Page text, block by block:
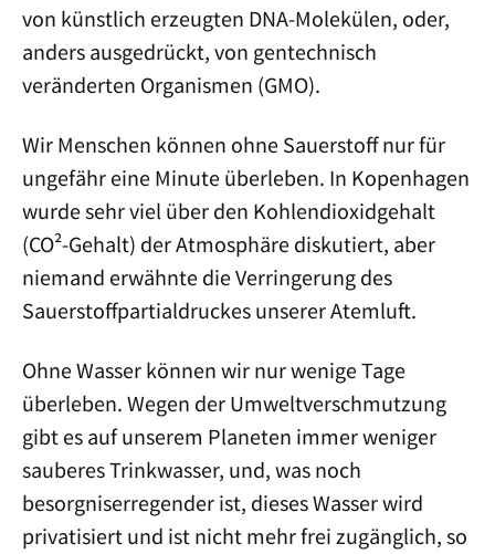
von künstlich erzeugten DNA-Molekülen, oder,
anders ausgedrückt, von gentechnisch
veränderten Organismen (GMO).
Wir Menschen können ohne Sauerstoff nur für
ungefähr eine Minute überleben. In Kopenhagen
wurde sehr viel über den Kohlendioxidgehalt
(CO²-Gehalt) der Atmosphäre diskutiert, aber
niemand erwähnte die Verringerung des
Sauerstoffpartialdruckes unserer Atemluft.
Ohne Wasser können wir nur wenige Tage
überleben. Wegen der Umweltverschmutzung
gibt es auf unserem Planeten immer weniger
sauberes Trinkwasser, und, was noch
besorgniserregender ist, dieses Wasser wird
privatisiert und ist nicht mehr frei zugänglich, so